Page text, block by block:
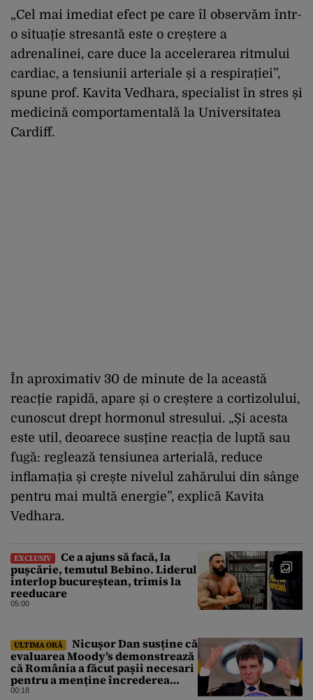
„Cel mai imediat efect pe care îl observăm într-
o situație stresantă este o creștere a
adrenalinei, care duce la accelerarea ritmului
cardiac, a tensiunii arteriale și a respirației”,
spune prof. Kavita Vedhara, specialist în stres și
medicină comportamentală la Universitatea
Cardiff.
În aproximativ 30 de minute de la această
reacție rapidă, apare și o creștere a cortizolului,
cunoscut drept hormonul stresului. „Și acesta
este util, deoarece susține reacția de luptă sau
fugă: reglează tensiunea arterială, reduce
inflamația și crește nivelul zahărului din sânge
pentru mai multă energie”, explică Kavita
Vedhara.
EXCLUSIV
Ce a ajuns să facă, la
pușcărie, temutul Bebino. Liderul
interlop bucureștean, trimis la
reeducare
05:00
ULTIMA ORĂ
Nicușor Dan susține că
evaluarea Moody’s demonstrează
că România a făcut pașii necesari
pentru a menține încrederea
investitorilor: „Totuși,
00:18